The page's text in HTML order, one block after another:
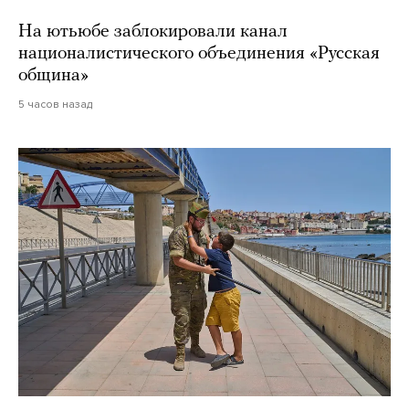
На ютьюбе заблокировали канал
националистического объединения «Русская
община»
5 часов назад